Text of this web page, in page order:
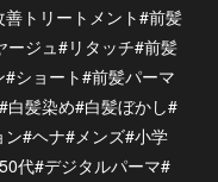
トリートメント#前髪
ージュ#リタッチ#前髪
ショート#前髪パーマ
白髪染め#白髪ぼかし#
#ヘナ#メンズ#小学
代#デジタルパーマ#